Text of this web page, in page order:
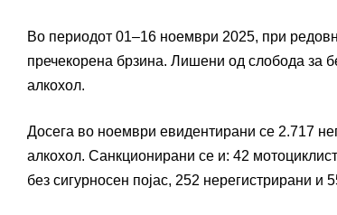
Во периодот 01–16 ноември 2025, при
пречекорена брзина. Лишени од слобода за
алкохол.
Досега во ноември евидентирани се 2.717
алкохол. Санкционирани се и: 42
без сигурносен појас, 252 нерегистрирани